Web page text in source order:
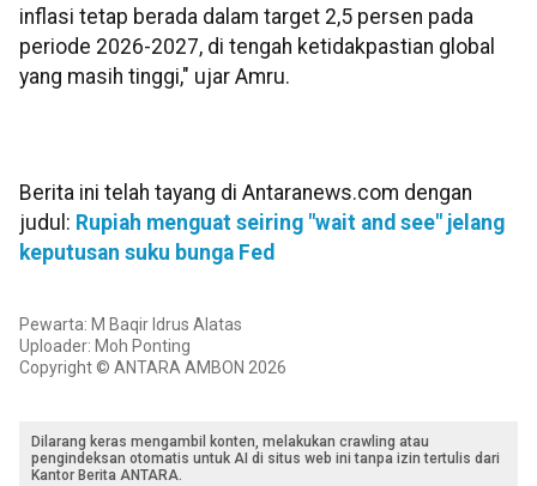
inflasi tetap berada dalam target 2,5 persen pada
periode 2026-2027, di tengah ketidakpastian global
yang masih tinggi," ujar Amru.
Berita ini telah tayang di Antaranews.com dengan
judul: Rupiah menguat seiring "wait and see" jelang
keputusan suku bunga Fed
Pewarta: M Baqir Idrus Alatas
Uploader: Moh Ponting
Copyright © ANTARA AMBON 2026
Dilarang keras mengambil konten, melakukan crawling atau
pengindeksan otomatis untuk AI di situs web ini tanpa izin tertulis dari
Kantor Berita ANTARA.